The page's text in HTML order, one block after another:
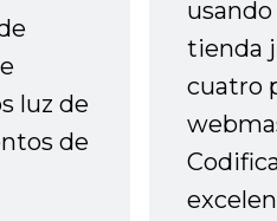
luz de
de
tienda
cuatro